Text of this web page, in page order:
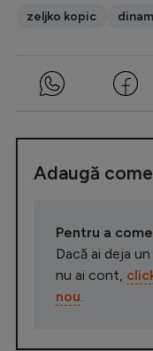
zeljko kopic
Adaugă
Pentru a
Dacă ai deja
nu ai cont,
nou